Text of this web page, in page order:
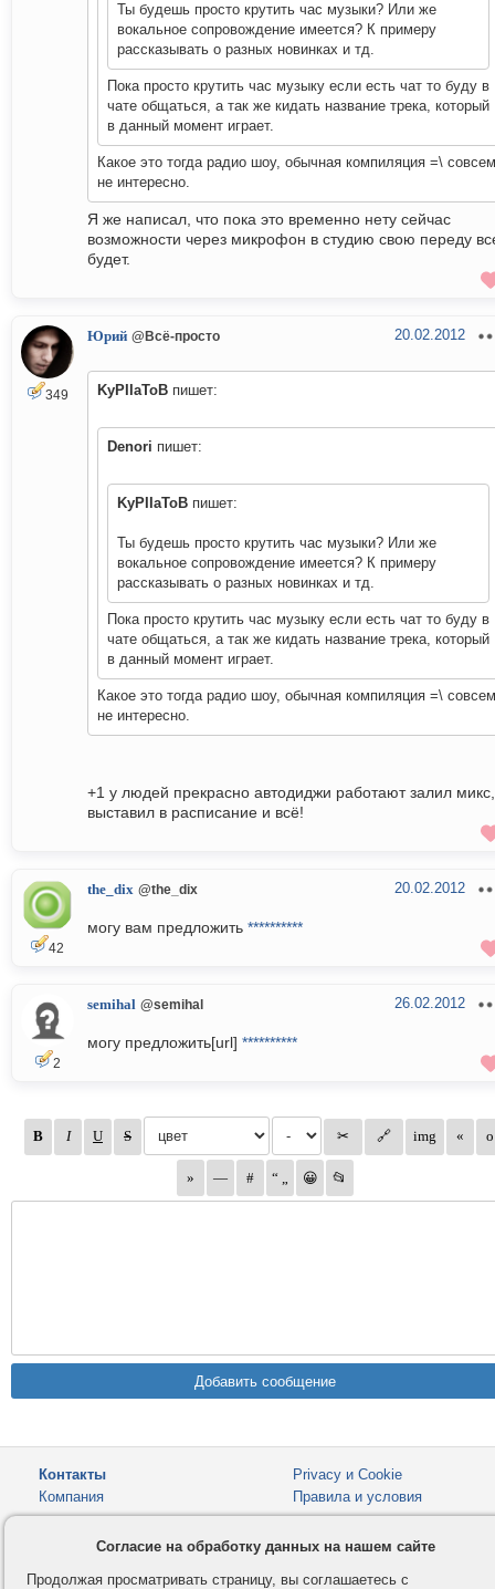
Ты будешь просто крутить час музыки? Или же
вокальное сопровождение имеется? К примеру
рассказывать о разных новинках и тд.
Пока просто крутить час музыку если есть чат то буду в
чате общаться, а так же кидать название трека, который
в данный момент играет.
Какое это тогда радио шоу, обычная компиляция =\ совсем
не интересно.
Я же написал, что пока это временно нету сейчас
возможности через микрофон в студию свою переду
будет.
349
Юрий @Всё-просто 20.02.2012
KyPIIaToB пишет:
Denori пишет:
KyPIIaToB пишет:
Ты будешь просто крутить час музыки? Или же
вокальное сопровождение имеется? К примеру
рассказывать о разных новинках и тд.
Пока просто крутить час музыку если есть чат то буду в
чате общаться, а так же кидать название трека, который
в данный момент играет.
Какое это тогда радио шоу, обычная компиляция =\ совсем
не интересно.
+1 у людей прекрасно автодиджи работают залил микс,
выставил в расписание и всё!
42
the_dix @the_dix 20.02.2012
могу вам предложить **********
2
semihal @semihal 26.02.2012
могу предложить[url] **********
Контакты
Компания
Privacy и Cookie
Правила и условия
Как оплатить
Форумы
© 2008-2026VMESTE.EU- Все права защищены.
Согласие на обработку данных на нашем сайте
Продолжая просматривать страницу, вы соглашаетесь с